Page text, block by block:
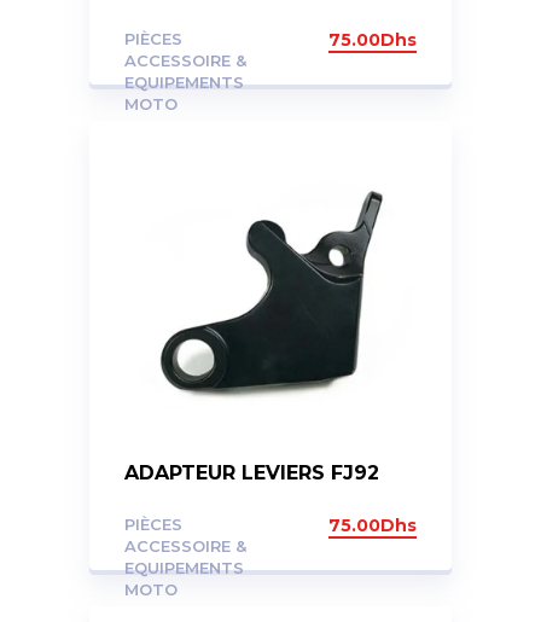
PIÈCES
ACCESSOIRE &
EQUIPEMENTS
MOTO
75.00Dhs
ADAPTEUR LEVIERS FJ92
PIÈCES
ACCESSOIRE &
EQUIPEMENTS
MOTO
75.00Dhs